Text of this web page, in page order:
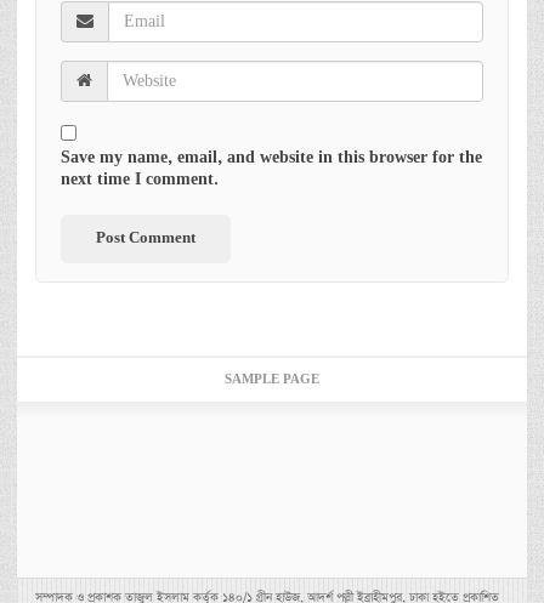
Save my name, email, and website in this browser for the
next time I comment.
SAMPLE PAGE
সম্পাদক ও প্রকাশক তাজুল ইসলাম কর্তৃক ১৪০/১ গ্রীন হাউজ, আদর্শ পল্লী ইব্রাহীমপুর, ঢাকা হইতে প্রকাশিত